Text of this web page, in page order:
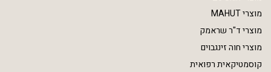
מוצרי MAHUT
מוצרי ד"ר שראמק
מוצרי חוה זינגבוים
קוסמטיקאית רפואית